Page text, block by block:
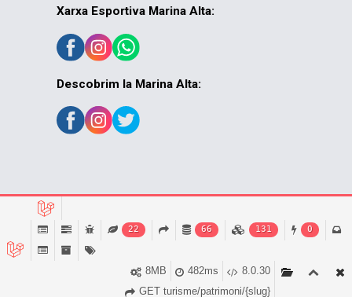
Xarxa Esportiva Marina Alta:
Descobrim la Marina Alta:
22 66 131 0
8.0.30
482ms
8MB
GET turisme/patrimoni/{slug}